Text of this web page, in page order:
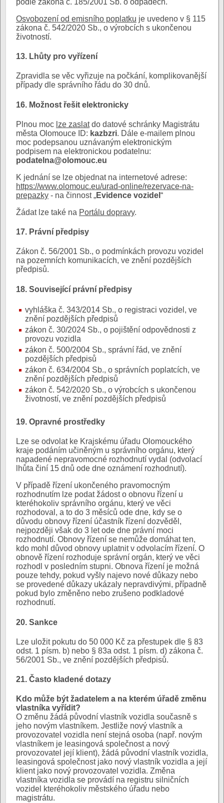
Osvobození od emisního poplatku je uvedeno v § 115
zákona č. 542/2020 Sb., o výrobcích s ukončenou
životností.
13. Lhůty pro vyřízení
Zpravidla se věc vyřizuje na počkání, komplikovanější
případy dle správního řádu do 30 dnů.
16. Možnost řešit elektronicky
Plnou moc lze zaslatdo datové schránky Magistrátu
města Olomouce ID: kazbzri. Dále e-mailem plnou
moc podepsanou uznávaným elektronickým
podpisem na elektronickou podatelnu:
podatelna@olomouc.eu
K jednání se lze objednat na internetové adrese:
https://www.olomouc.eu/urad-online/rezervace-na-
prepazky - na činnost „Evidence vozidel “
Žádat lze také na Portálu dopravy.
17. Právní předpisy
Zákon č. 56/2001 Sb., o podmínkách provozu vozidel
na pozemních komunikacích, ve znění pozdějších
předpisů.
18. Související právní předpisy
vyhláška č. 343/2014 Sb., o registraci vozidel, ve
znění pozdějších předpisů
zákon č. 30/2024 Sb., o pojištění odpovědnosti z
provozu vozidla
zákon č. 500/2004 Sb., správní řád, ve znění
pozdějších předpisů
zákon č. 634/2004 Sb., o správních poplatcích, ve
znění pozdějších předpisů
zákon č. 542/2020 Sb., o výrobcích s ukončenou
životností, ve znění pozdějších předpisů
19. Opravné prostředky
Lze se odvolat ke Krajskému úřadu Olomouckého
kraje podáním učiněným u správního orgánu, který
napadené nepravomocné rozhodnutí vydal (odvolací
lhůta činí 15 dnů ode dne oznámení rozhodnutí).
V případě řízení ukončeného pravomocným
rozhodnutím lze podat žádost o obnovu řízení u
kteréhokoliv správního orgánu, který ve věci
rozhodoval, a to do 3 měsíců ode dne, kdy se o
důvodu obnovy řízení účastník řízení dozvěděl,
nejpozději však do 3 let ode dne právní moci
rozhodnutí. Obnovy řízení se nemůže domáhat ten,
kdo mohl důvod obnovy uplatnit v odvolacím řízení. O
obnově řízení rozhoduje správní orgán, který ve věci
rozhodl v posledním stupni. Obnova řízení je možná
pouze tehdy, pokud vyšly najevo nové důkazy nebo
se provedené důkazy ukázaly nepravdivými, případně
pokud bylo změněno nebo zrušeno podkladové
rozhodnutí.
20. Sankce
Lze uložit pokutu do 50 000 Kč za přestupek dle § 83
odst. 1 písm. b) nebo § 83a odst. 1 písm. d) zákona č.
56/2001 Sb., ve znění pozdějších předpisů.
21. Často kladené dotazy
Kdo může být žadatelem a na kterém úřadě změnu
vlastníka vyřídit?
O změnu žádá původní vlastník vozidla současně s
jeho novým vlastníkem. Jestliže nový vlastník a
provozovatel vozidla není stejná osoba (např. novým
vlastníkem je leasingová společnost a nový
provozovatel její klient), žádá původní vlastník vozidla,
leasingová společnost jako nový vlastník vozidla a její
klient jako nový provozovatel vozidla. Změna
vlastníka vozidla se provádí na registru silničních
vozidel kteréhokoliv městského úřadu nebo
magistrátu.